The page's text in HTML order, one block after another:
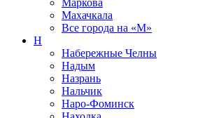
Маркова
Махачкала
Все города на «М»
Н
Набережные Челны
Надым
Назрань
Нальчик
Наро-Фоминск